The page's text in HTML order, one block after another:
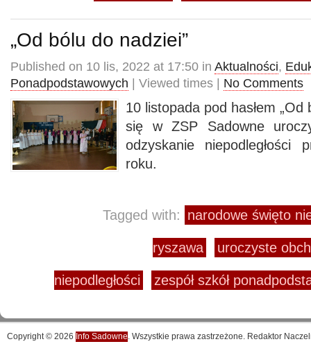
„Od bólu do nadziei”
Published on 10 lis, 2022 at 17:50 in Aktualności,
Ponadpodstawowych | Viewed times | No Comments
10 listopada pod hasłem „Od
się w ZSP Sadowne
odzyskanie
roku.
Tagged with: narodowe święto
ryszawa uroczyste
niepodległości zespół szkół
Copyright © 2026 Info Sadowne. Wszystkie prawa zastrzeżone. Redaktor